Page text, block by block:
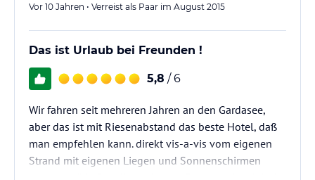
Vor 10 Jahren • Verreist als Paar im August 2015
Das ist Urlaub bei Freunden !
5,8 / 6
Wir fahren seit mehreren Jahren an den Gardasee,
aber das ist mit Riesenabstand das beste Hotel, daß
man empfehlen kann. direkt vis-a-vis vom eigenen
Strand mit eigenen Liegen und Sonnenschirmen